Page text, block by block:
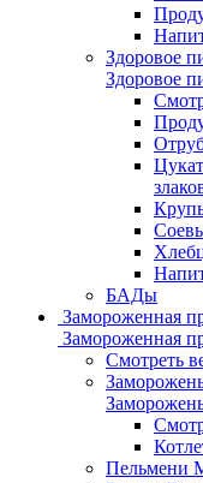
Здоровое
Здоровое
БАДы
Замороженная
Замороженная
Смотреть
Пельмени